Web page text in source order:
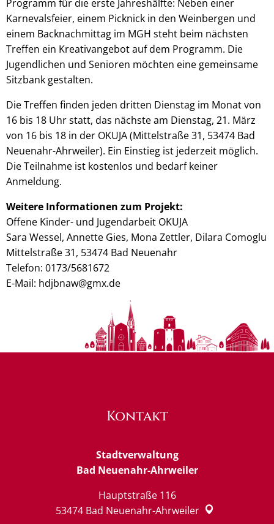
Programm für die erste Jahreshälfte: Neben einer
Karnevalsfeier, einem Picknick in den Weinbergen und
einem Backnachmittag im MGH steht beim nächsten
Treffen ein Kreativangebot auf dem Programm. Die
Jugendlichen und Senioren möchten eine gemeinsame
Sitzbank gestalten.
Die Treffen finden jeden dritten Dienstag im Monat von
16 bis 18 Uhr statt, das nächste am Dienstag, 21. März
von 16 bis 18 in der OKUJA (Mittelstraße 31, 53474 Bad
Neuenahr-Ahrweiler). Ein Einstieg ist jederzeit möglich.
Die Teilnahme ist kostenlos und bedarf keiner
Anmeldung.
Weitere Informationen zum Projekt:
Offene Kinder- und Jugendarbeit OKUJA
Sara Wessel, Annette Gies, Mona Zettler, Dilara Comoglu
Mittelstraße 31, 53474 Bad Neuenahr
Telefon: 0173/5681672
E-Mail: hdjbnaw@gmx.de
Kontakt
Stadtverwaltung
Bad Neuenahr-Ahrweiler
Hauptstraße 116
53474 Bad Neuenahr-Ahrweiler